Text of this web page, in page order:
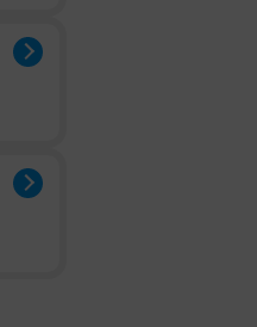
緒に
。そ